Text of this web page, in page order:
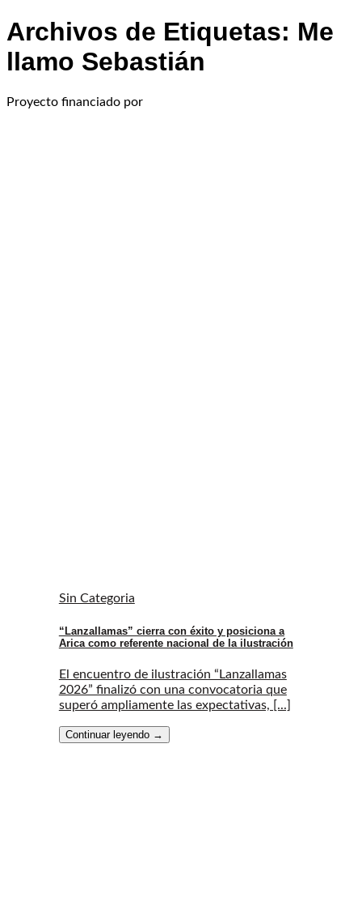
Archivos de Etiquetas: Me
llamo Sebastián
Proyecto financiado por
Sin Categoria
“Lanzallamas” cierra con éxito y posiciona a
Arica como referente nacional de la ilustración
El encuentro de ilustración “Lanzallamas
2026” finalizó con una convocatoria que
superó ampliamente las expectativas, [...]
Continuar leyendo →